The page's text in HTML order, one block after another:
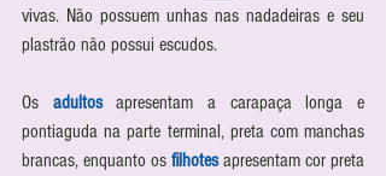
vivas. Não possuem unhas nas nadadeiras e seu
plastrão não possui escudos.
Os adultos apresentam a carapaça longa e
pontiaguda na parte terminal, preta com manchas
brancas, enquanto os filhotes apresentam cor preta